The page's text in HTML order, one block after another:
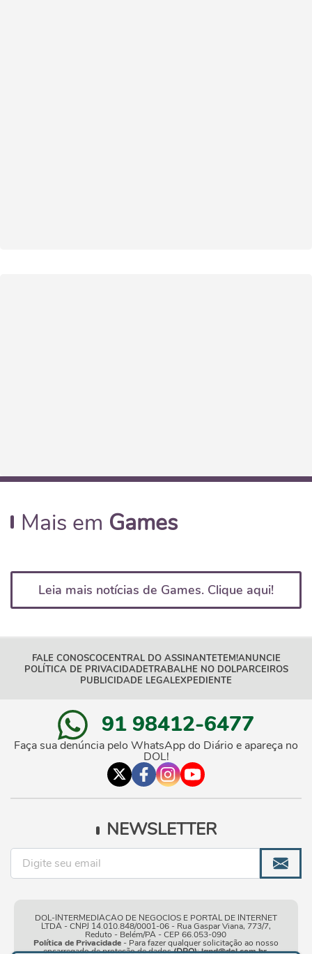
Mais em Games
Leia mais notícias de Games. Clique aqui!
FALE CONOSCOCENTRAL DO ASSINANTETEM!ANUNCIE
POLÍTICA DE PRIVACIDADETRABALHE NO DOLPARCEIROS
PUBLICIDADE LEGALEXPEDIENTE
91 98412-6477
Faça sua denúncia pelo WhatsApp do Diário e apareça no
DOL!
NEWSLETTER
DOL-INTERMEDIACAO DE NEGOCIOS E PORTAL DE INTERNET
LTDA - CNPJ 14.010.848/0001-06 - Rua Gaspar Viana, 773/7,
Reduto - Belém/PA - CEP 66.053-090
Política de Privacidade- Para fazer qualquer solicitação ao nosso
encarregado de proteção de dados(DPO):lgpd@dol.com.br.